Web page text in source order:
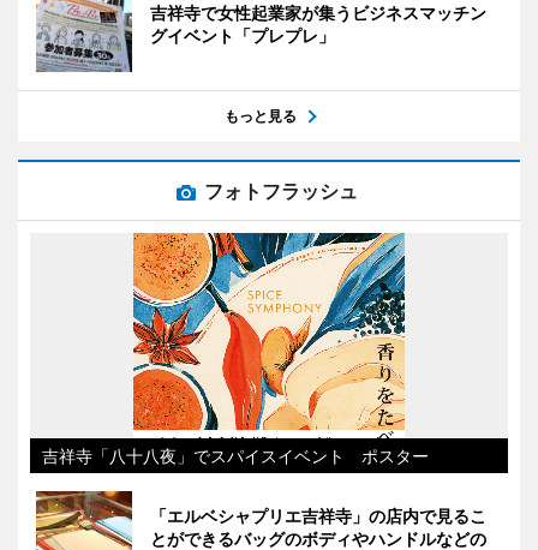
吉祥寺で女性起業家が集うビジネスマッチン
グイベント「プレプレ」
もっと見る
フォトフラッシュ
吉祥寺「八十八夜」でスパイスイベント ポスター
「エルベシャプリエ吉祥寺」の店内で見るこ
とができるバッグのボディやハンドルなどの